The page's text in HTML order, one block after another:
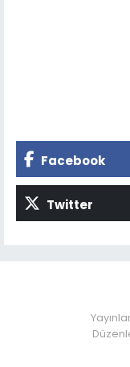
Facebook
Twitter